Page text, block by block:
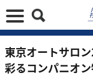
東京オートサロ
彩るコンパニオ